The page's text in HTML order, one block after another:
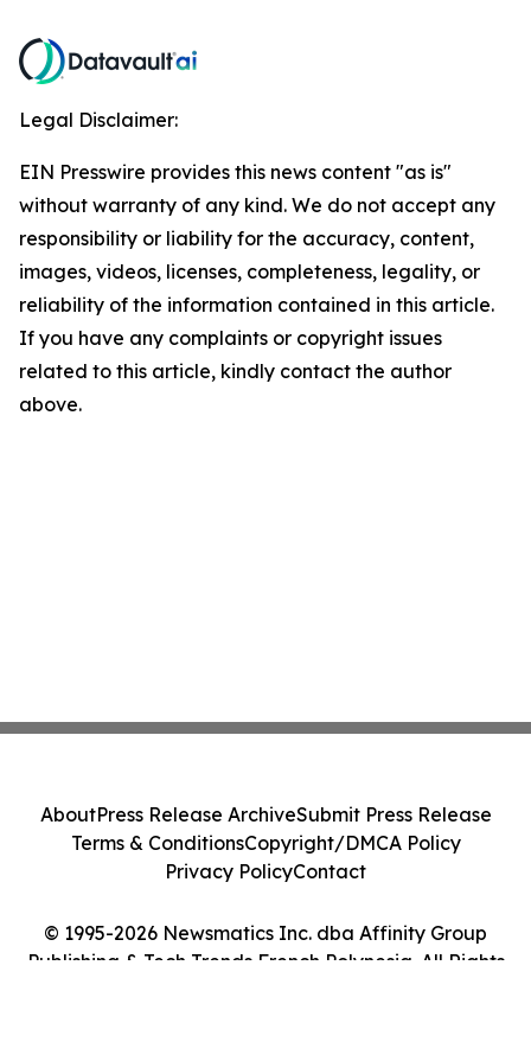
Legal Disclaimer:
EIN Presswire provides this news content "as is"
without warranty of any kind. We do not accept any
responsibility or liability for the accuracy, content,
images, videos, licenses, completeness, legality, or
reliability of the information contained in this article.
If you have any complaints or copyright issues
related to this article, kindly contact the author
above.
© 1995-2026 Newsmatics Inc. dba Affinity Group
Publishing & Tech Trends French Polynesia. All Rights
AboutPress Release ArchiveSubmit Press Release
Terms & ConditionsCopyright/DMCA Policy
Privacy PolicyContact